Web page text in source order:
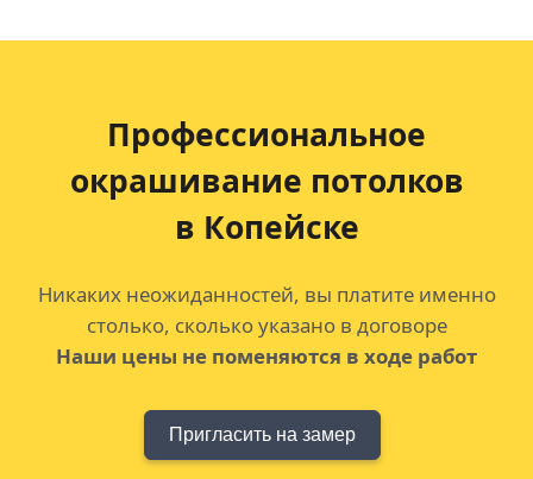
Профессиональное
окрашивание потолков
в Копейске
Никаких неожиданностей, вы платите именно
столько, сколько указано в договоре
Наши цены не поменяются в ходе работ
Пригласить на замер